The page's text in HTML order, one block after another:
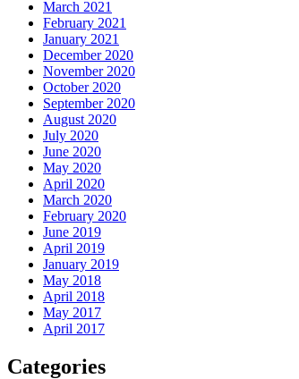
March 2021
February 2021
January 2021
December 2020
November 2020
October 2020
September 2020
August 2020
July 2020
June 2020
May 2020
April 2020
March 2020
February 2020
June 2019
April 2019
January 2019
May 2018
April 2018
May 2017
April 2017
Categories